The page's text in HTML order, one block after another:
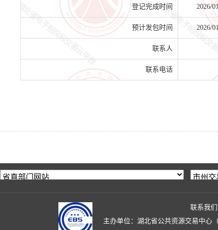
登记完成时间 2026/
预计发包时间 2026/
联系人
联系电话
联系我们
主办单位：湖北省公共资源交易中心